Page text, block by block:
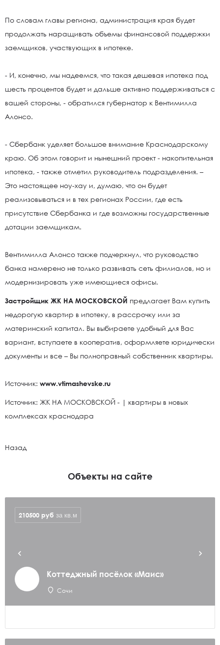
По словам главы региона, администрация края будет
продолжать наращивать объемы финансовой поддержки
заемщиков, участвующих в ипотеке.
- И, конечно, мы надеемся, что такая дешевая ипотека под
шесть процентов будет и дальше активно поддерживаться с
вашей стороны, - обратился губернатор к Вентимилла
Алонсо.
- Сбербанк уделяет большое внимание Краснодарскому
краю. Об этом говорит и нынешний проект - накопительная
ипотека, - также отметил руководитель подразделения. –
Это настоящее ноу-хау и, думаю, что он будет
реализовываться и в тех регионах России, где есть
присутствие Сбербанка и где возможны государственные
дотации заемщикам.
Вентимилла Алонсо также подчеркнул, что руководство
банка намерено не только развивать сеть филиалов, но и
модернизировать уже имеющиеся офисы.
Застройщик ЖК НА МОСКОВСКОЙ предлагает Вам купить
недорогую квартир в ипотеку, в рассрочку или за
материнский капитал. Вы выбираете удобный для Вас
вариант, вступаете в кооператив, оформляете юридически
документы и все – Вы полноправный собственник квартиры.
Источник: www.vtimashevske.ru
Источник: ЖК НА МОСКОВСКОЙ - | квартиры в новых
комплексах краснодара
Назад
Объекты на сайте
Коттеджный посёлок «Маис»
Сочи
210500 руб за кв.м